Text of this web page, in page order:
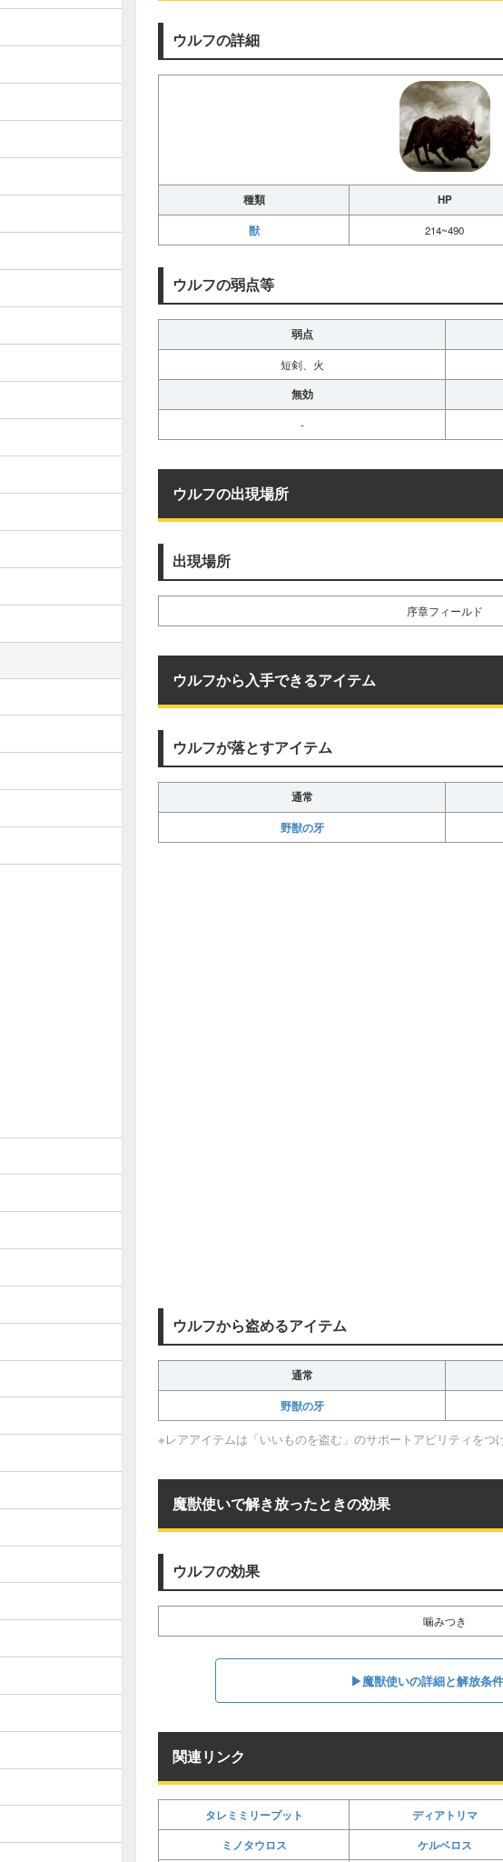
ウルフの詳細
種類 HP
獣 214~490
ウルフの弱点等
弱点
短剣、火
無効
-
ウルフの出現場所
出現場所
序章フィールド
ウルフから入手できるアイテム
ウルフが落とすアイテム
通常
野獣の牙
ウルフから盗めるアイテム
通常
野獣の牙
※レアアイテムは「いいものを盗む」のサポートアビリティをつ
魔獣使いで解き放ったときの効果
ウルフの効果
噛みつき
▶魔獣使いの詳細と解放条
関連リンク
タレミミリープット
ディアトリマ
ミノタウロス
ケルベロス